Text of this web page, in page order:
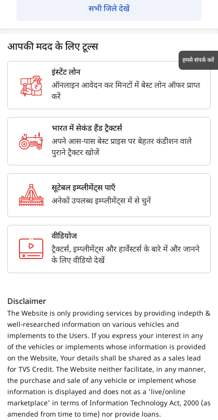
सभी जिले देखें
आपकी मदद के लिए टूल्स
इंस्टेंट लोन
ऑनलाइन आवेदन कर मिनटों में बेस्ट लोन ऑफर प्राप्त
करें
भारत में सेकंड हैंड ट्रैक्टर्स
अपने आस-पास बेस्ट प्राइस पर बेहतर कंडीशन वाले
पुराने ट्रैक्टर खोजें
सूटेबल इम्प्लीमेंट्स पाएँ
अनेकों उपलब्ध इम्प्लीमेंट्स में से चुनें
वीडियोज
ट्रैक्टर्स, इम्प्लीमेंट्स और हार्वेस्टर्स के बारे में और जानने
के लिए वीडियो देखें
Disclaimer
The Website is only providing services by providing indepth &
well-researched information on various vehicles and
implements to the Users. If you express your interest in any
of the vehicles or implements whose information is provided
on the Website, Your details shall be shared as a sales lead
for TVS Credit. The Website neither facilitate, in any manner,
the purchase and sale of any vehicle or implement whose
information is displayed and does not as a 'live/online
marketplace' in terms of Information Technology Act, 2000 (as
amended from time to time) nor provide loans.
हमसे संपर्क करें